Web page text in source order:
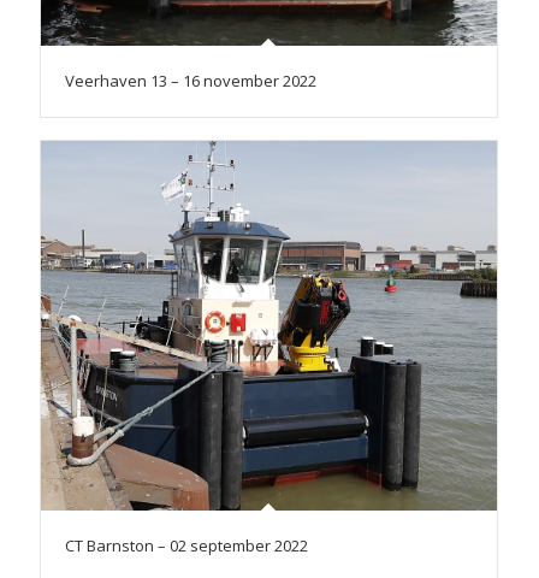
Veerhaven 13 – 16 november 2022
CT Barnston – 02 september 2022